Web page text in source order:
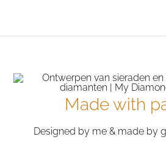
Made with
Designed by me & made by